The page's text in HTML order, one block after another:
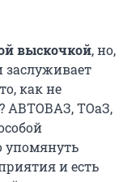
выскочкой, но,
заслуживает
как не
АВТОВАЗ, ТОаЗ,
упомянуть
и есть